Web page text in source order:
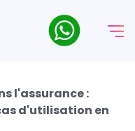
l'assurance :
d'utilisation en